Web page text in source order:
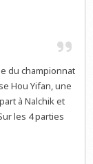
du championnat
Hou Yifan, une
à Nalchik et
les 4 parties